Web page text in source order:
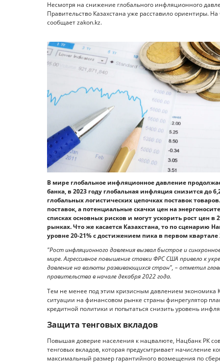
Несмотря на снижение глобального инфляционного
Правительство Казахстана уже расставило ориентиры.
сообщает zakon.kz.
В мире глобальное инфляционное давление
банка, в 2023 году глобальная инфляция снизится
глобальных логистических цепочках поставок
поставок, а потенциальные скачки цен на
списках основных рисков и могут ускорить рост цен
рынках. Что же касается Казахстана, то по сценарию
уровне 20-21% с достижением пика в первом квартале
"Рост инфляционного давления вызвал быстрое и
мире. Агрессивное повышение ставки ФРС США привело к
давление на валюты развивающихся стран", – отметил
правительства в начале декабря 2022 года.
Тем не менее под этим кризисным давлением экономика
ситуации на финансовом рынке страны финрегулятор
кредитной политики и попытаться снизить уровень
Защита тенговых вкладов
Повышая доверие населения к нацвалюте, Нацбанк РК
тенговых вкладов, которая предусмтривает начисление
максимальный размер гарантийного возмещения по